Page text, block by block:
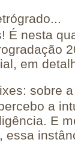
É nesta
em
sobre
a
E
essa